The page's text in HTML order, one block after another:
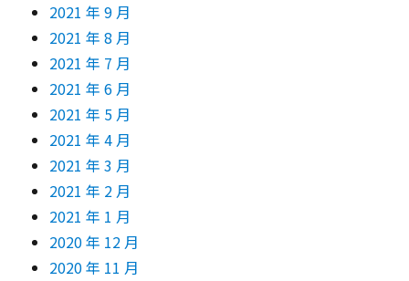
2021 年 9 月
2021 年 8 月
2021 年 7 月
2021 年 6 月
2021 年 5 月
2021 年 4 月
2021 年 3 月
2021 年 2 月
2021 年 1 月
2020 年 12 月
2020 年 11 月